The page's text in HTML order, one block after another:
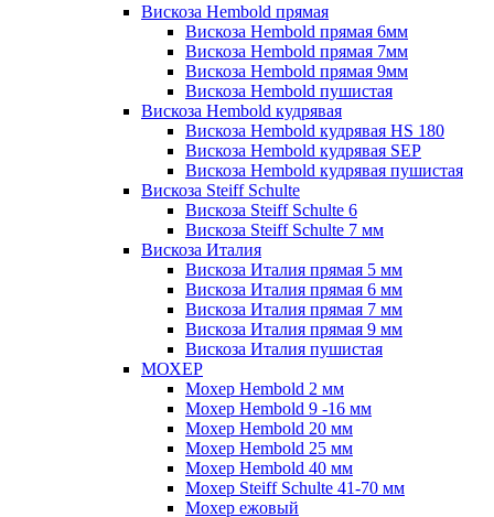
Вискоза Hembold прямая
Вискоза Hembold прямая 6мм
Вискоза Hembold прямая 7мм
Вискоза Hembold прямая 9мм
Вискоза Hembold пушистая
Вискоза Hembold кудрявая
Вискоза Hembold кудрявая HS 180
Вискоза Hembold кудрявая SEP
Вискоза Hembold кудрявая пушистая
Вискоза Steiff Schulte
Вискоза Steiff Schulte 6
Вискоза Steiff Schulte 7 мм
Вискоза Италия
Вискоза Италия прямая 5 мм
Вискоза Италия прямая 6 мм
Вискоза Италия прямая 7 мм
Вискоза Италия прямая 9 мм
Вискоза Италия пушистая
МОХЕР
Мохер Hembold 2 мм
Мохер Hembold 9 -16 мм
Мохер Hembold 20 мм
Мохер Hembold 25 мм
Мохер Hembold 40 мм
Мохер Steiff Schulte 41-70 мм
Мохер ежовый